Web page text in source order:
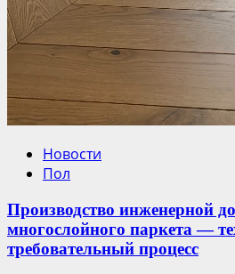
Новости
Пол
Производство инженерной
многослойного паркета —
требовательный процесс